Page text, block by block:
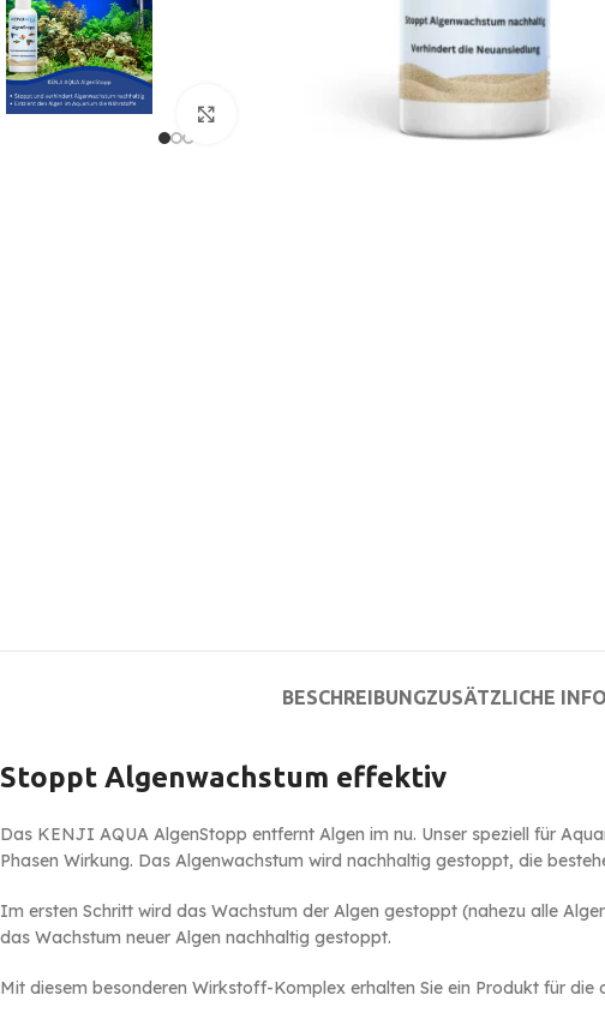
BESCHREIBUNGZUSÄTZLICHE
Stoppt Algenwachstum effektiv
Das KENJI AQUA AlgenStopp entfernt Algen im nu. Unser speziell für
Phasen Wirkung. Das Algenwachstum wird nachhaltig gestoppt, die
Im ersten Schritt wird das Wachstum der Algen gestoppt (nahezu alle
das Wachstum neuer Algen nachhaltig gestoppt.
Mit diesem besonderen Wirkstoff-Komplex erhalten Sie ein Produkt für